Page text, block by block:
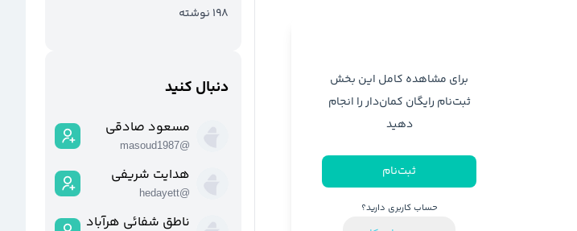
متوجه شدمبرای مشاهده کامل این بخش
ثبت‌نام رایگان کمان‌دار را انجام
دهید
ثبت‌نام
حساب کاربری دارید؟
198 نوشته
دنبال کنید
مسعود صادقی
@
masoud1987
هدایت شریفی
@
hedayett
ناطق شفائی هرآباد